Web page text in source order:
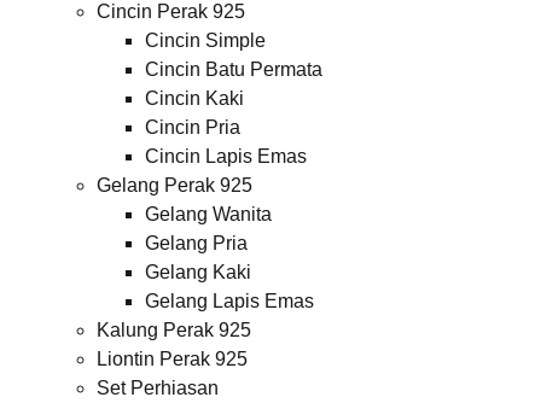
Cincin Perak 925
Cincin Simple
Cincin Batu Permata
Cincin Kaki
Cincin Pria
Cincin Lapis Emas
Gelang Perak 925
Gelang Wanita
Gelang Pria
Gelang Kaki
Gelang Lapis Emas
Kalung Perak 925
Liontin Perak 925
Set Perhiasan